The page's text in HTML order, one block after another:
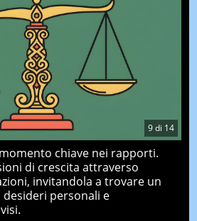
9di 14
chiave nei rapporti.
di crescita attraverso
invitandola a trovare un
personali e